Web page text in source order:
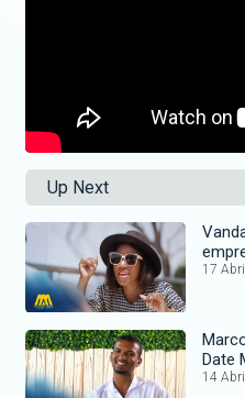
Up Next
17 Abril
Date
14 Abril